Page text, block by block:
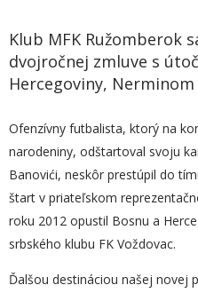
Klub MFK Ružomberok
dvojročnej zmluve s
Hercegoviny, Nerminom
Ofenzívny futbalista, ktorý na
narodeniny, odštartoval svoju
Banovići, neskôr prestúpil do
štart v priateľskom
roku 2012 opustil Bosnu a
srbského klubu FK Voždovac.
Ďalšou destináciou našej novej